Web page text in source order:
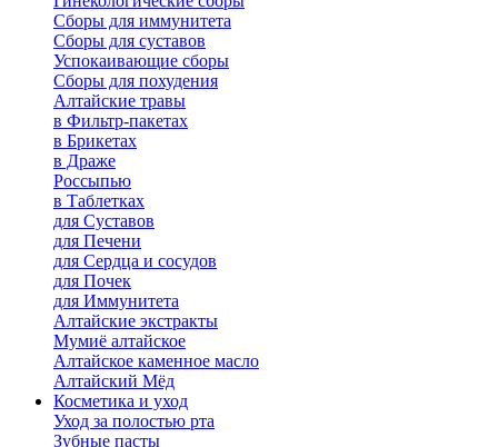
Сборы для иммунитета
Сборы для суставов
Успокаивающие сборы
Сборы для похудения
Алтайские травы
в Фильтр-пакетах
в Брикетах
в Драже
Россыпью
в Таблетках
для Cуставов
для Печени
для Сердца и сосудов
для Почек
для Иммунитета
Алтайские экстракты
Мумиё алтайское
Алтайское каменное масло
Алтайский Мёд
Косметика и уход
Уход за полостью рта
Зубные пасты